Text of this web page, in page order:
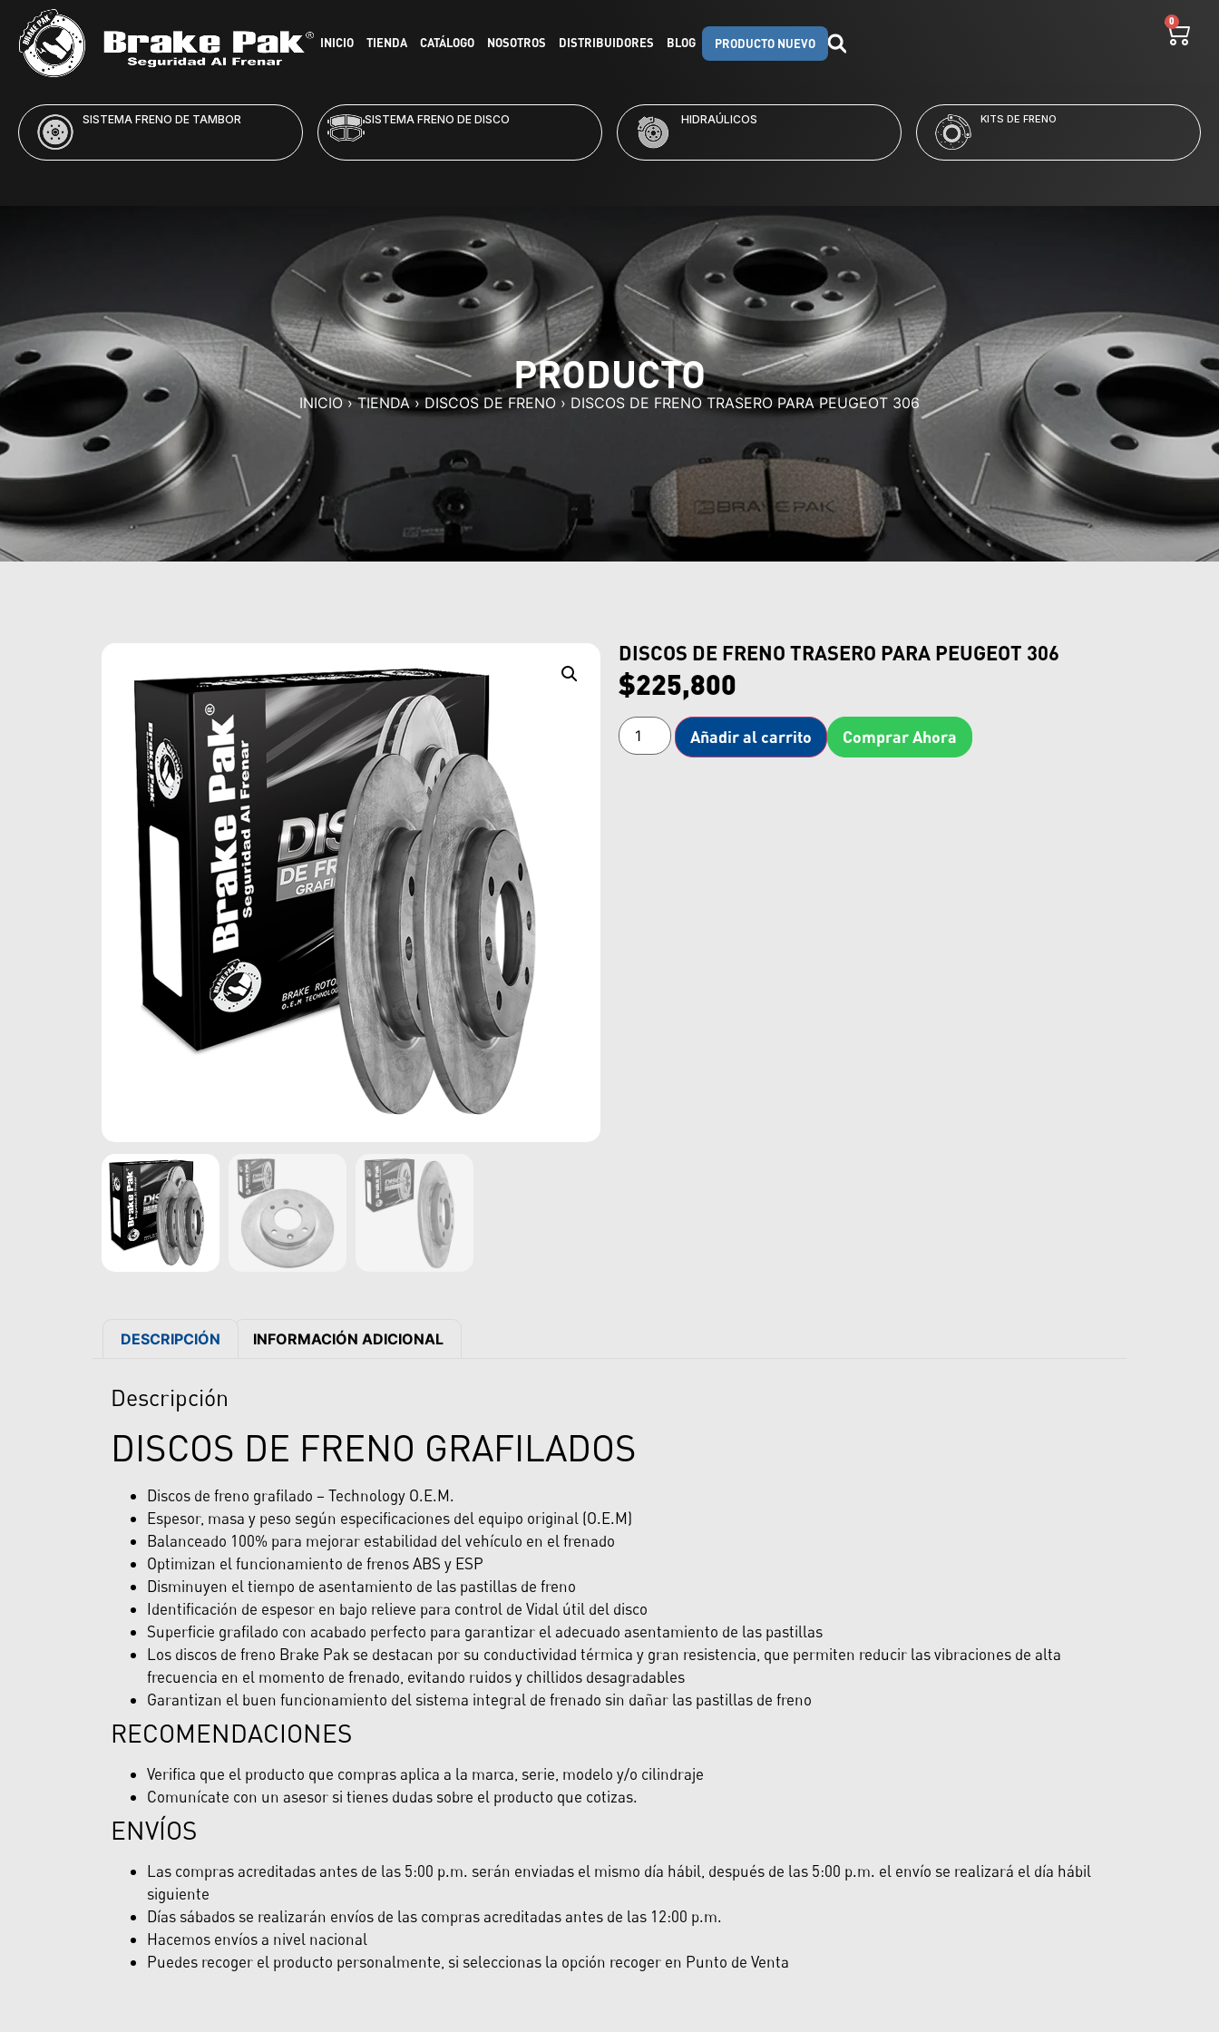
INICIO TIENDA CATÁLOGO NOSOTROS DISTRIBUIDORES BLOG PRODUCTO NUEVO
0
SISTEMA FRENO DE DISCO HIDRAÚLICOS KITS DE FRENO LÍQUIDO Y LIMPIADORES
PRODUCTO
INICIO›TIENDA› DISCOS DE FRENO › DISCOS DE FRENO TRASERO PARA PEUGEOT 306
DISCOS DE FRENO TRASERO PARA PEUGEOT 306
$225,800
Añadir al carrito Comprar Ahora
DESCRIPCIÓN INFORMACIÓN ADICIONAL
Descripción
DISCOS DE FRENO GRAFILADOS
Discos de freno grafilado – Technology O.E.M.
Espesor, masa y peso según especificaciones del equipo original (O.E.M)
Balanceado 100% para mejorar estabilidad del vehículo en el frenado
Optimizan el funcionamiento de frenos ABS y ESP
Disminuyen el tiempo de asentamiento de las pastillas de freno
Identificación de espesor en bajo relieve para control de Vidal útil del disco
Superficie grafilado con acabado perfecto para garantizar el adecuado asentamiento de las pastillas
Los discos de freno Brake Pak se destacan por su conductividad térmica y gran resistencia, que permiten reducir las vibraciones de alta
frecuencia en el momento de frenado, evitando ruidos y chillidos desagradables
Garantizan el buen funcionamiento del sistema integral de frenado sin dañar las pastillas de freno
RECOMENDACIONES
Verifica que el producto que compras aplica a la marca, serie, modelo y/o cilindraje
Comunícate con un asesor si tienes dudas sobre el producto que cotizas.
ENVÍOS
Las compras acreditadas antes de las 5:00 p.m. serán enviadas el mismo día hábil, después de las 5:00 p.m. el envío se realizará el día hábil
siguiente
Días sábados se realizarán envíos de las compras acreditadas antes de las 12:00 p.m.
Hacemos envíos a nivel nacional
Puedes recoger el producto personalmente, si seleccionas la opción recoger en Punto de Venta